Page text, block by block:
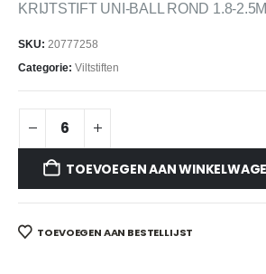
KRIJTSTIFT UNI-BALL ROND 1.8-
SKU: 20777258
Categorie: Viltstiften
TOEVOEGEN AAN
TOEVOEGEN AAN BESTELLIJST